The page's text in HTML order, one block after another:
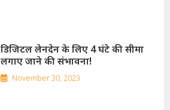
डिजिटल लेनदेन के लिए 4 घंटे की सीमा
लगाए जाने की संभावना!
November 30, 2023